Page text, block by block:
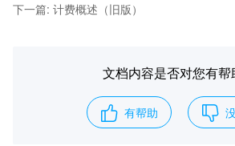
下一篇: 计费概述（旧版）
文档内容是否对您有帮
有帮助